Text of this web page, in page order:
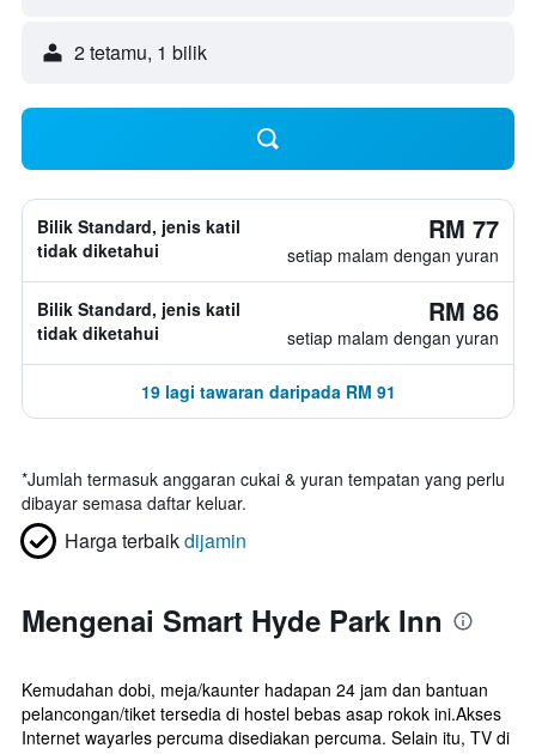
2 tetamu, 1 bilik
Bilik Standard, jenis katil
tidak diketahui
RM 77
setiap malam dengan yuran
Bilik Standard, jenis katil
tidak diketahui
RM 86
setiap malam dengan yuran
19 lagi tawaran daripada RM 91
*Jumlah termasuk anggaran cukai & yuran tempatan yang perlu
dibayar semasa daftar keluar.
Harga terbaikdijamin
Mengenai Smart Hyde Park Inn
Kemudahan dobi, meja/kaunter hadapan 24 jam dan bantuan
pelancongan/tiket tersedia di hostel bebas asap rokok ini.Akses
Internet wayarles percuma disediakan percuma. Selain itu, TV di